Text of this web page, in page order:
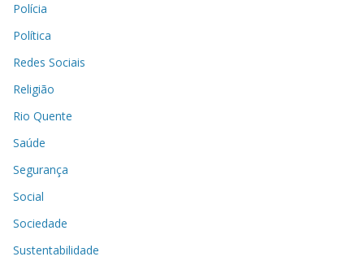
Polícia
Política
Redes Sociais
Religião
Rio Quente
Saúde
Segurança
Social
Sociedade
Sustentabilidade